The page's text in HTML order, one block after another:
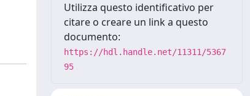
Utilizza questo identificativo per
citare o creare un link a questo
documento:
https://hdl.handle.net/11311/5367
95